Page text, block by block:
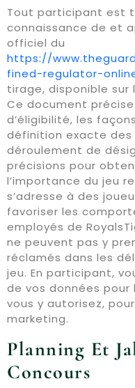
Tout participant est
connaissance de et
officiel du
https://
fined-regulator-
tirage, disponible sur
Ce document
d’éligibilité, les
définition exacte
déroulement de
précisions pour
l’importance du jeu
s’adresse à des
favoriser les
employés de
ne peuvent pas y
réclamés dans les
jeu. En participant,
de vos données
vous y autorisez,
marketing.
Planning Et
Concours